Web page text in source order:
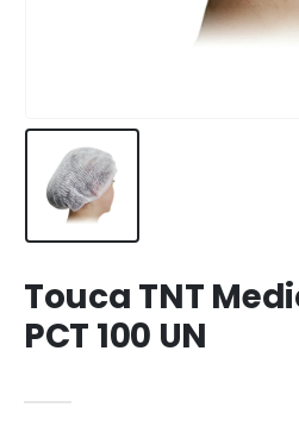
Touca TNT
PCT 100 UN